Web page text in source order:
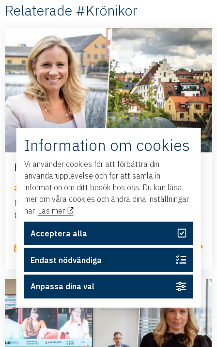
Relaterade #Krönikor
Fem år i rad och större än någonsin
Krönikor
Det är något särskilt med Almedalen, som blir extra
tydligt under ett valår.
12 juni, 2026 Läs mer
Information om cookies
Vi använder cookies för att förbättra din
användarupplevelse och för att samla in
information om ditt besök hos oss. Du kan läsa
mer om våra cookies och ändra dina inställningar
här. Läs mer
Acceptera alla
Endast nödvändiga
Anpassa dina val